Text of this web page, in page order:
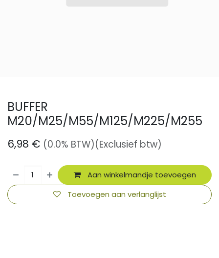
BUFFER
M20/M25/M55/M125/M225/M255
6,98 € (0.0% BTW)(Exclusief btw)
Aan winkelmandje toevoegen
Toevoegen aan verlanglijst